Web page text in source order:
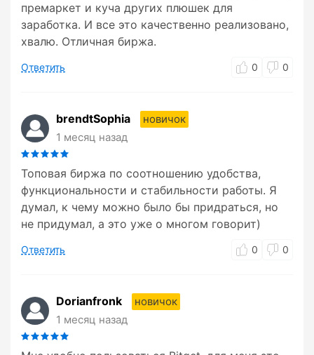
премаркет и куча других плюшек для
заработка. И все это качественно реализовано,
хвалю. Отличная биржа.
Ответить 0 0
brendtSophia
новичок
1 месяц назад
Топовая биржа по соотношению удобства,
функциональности и стабильности работы. Я
думал, к чему можно было бы придраться, но
не придумал, а это уже о многом говорит)
Ответить 0 0
Dorianfronk
новичок
1 месяц назад